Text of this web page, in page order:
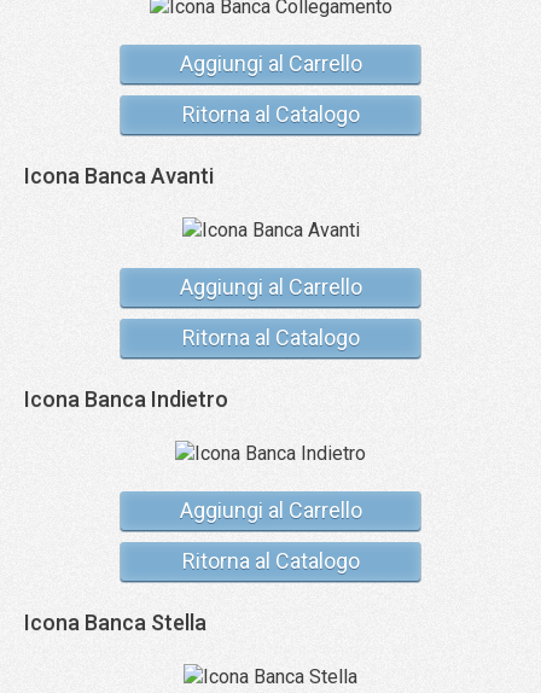
Aggiungi al Carrello
Ritorna al Catalogo
Icona Banca Avanti
Aggiungi al Carrello
Ritorna al Catalogo
Icona Banca Indietro
Aggiungi al Carrello
Ritorna al Catalogo
Icona Banca Stella